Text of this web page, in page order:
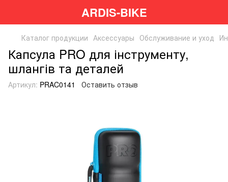
ARDIS-BIKE
Каталог продукции Аксессуары Обслуживание и уход
Капсула PRO для інструменту,
шлангів та деталей
Артикул: PRAC0141 Оставить отзыв